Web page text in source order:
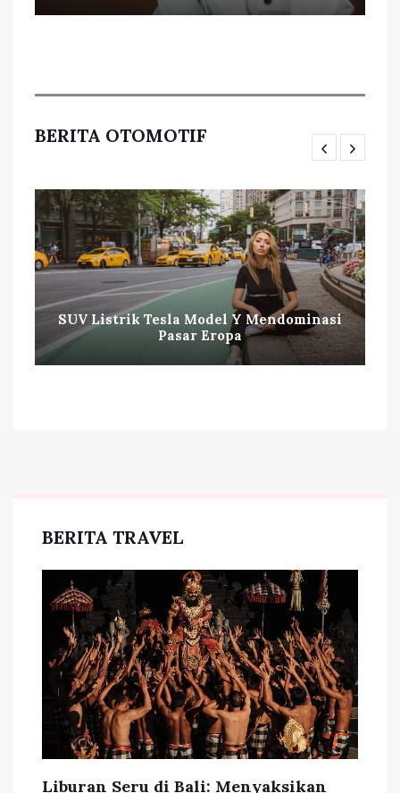
BERITA OTOMOTIF
SUV Listrik Tesla Model Y Mendominasi
Pasar Eropa
BERITA TRAVEL
Liburan Seru di Bali: Menyaksikan